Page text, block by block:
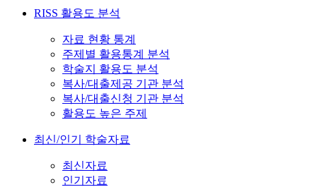
RISS 활용도 분석
자료 현황 통계
주제별 활용통계 분석
학술지 활용도 분석
복사/대출제공 기관 분석
복사/대출신청 기관 분석
활용도 높은 주제
최신/인기 학술자료
최신자료
인기자료